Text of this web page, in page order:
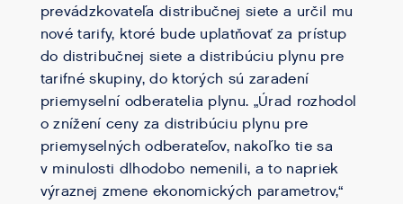
prevádzkovateľa distribučnej siete a určil mu
nové tarify, ktoré bude uplatňovať za prístup
do distribučnej siete a distribúciu plynu pre
tarifné skupiny, do ktorých sú zaradení
priemyselní odberatelia plynu. „Úrad rozhodol
o znížení ceny za distribúciu plynu pre
priemyselných odberateľov, nakoľko tie sa
v minulosti dlhodobo nemenili, a to napriek
výraznej zmene ekonomických parametrov,“